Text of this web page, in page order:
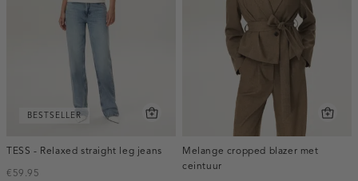
BESTSELLER
TESS - Relaxed straight leg jeans
€59.95
Melange cropped blazer met
ceintuur